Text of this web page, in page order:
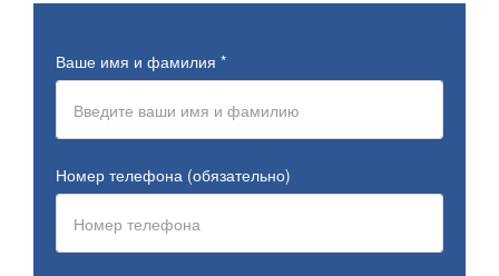
Ваше имя и фамилия *
Номер телефона (обязательно)